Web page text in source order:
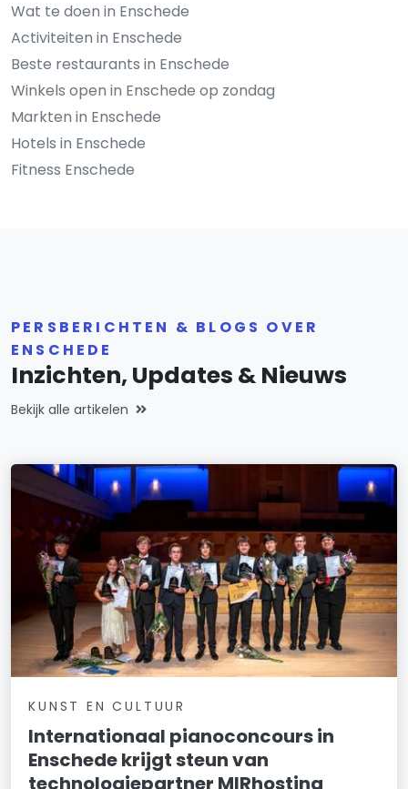
Wat te doen in Enschede
Activiteiten in Enschede
Beste restaurants in Enschede
Winkels open in Enschede op zondag
Markten in Enschede
Hotels in Enschede
Fitness Enschede
PERSBERICHTEN & BLOGS OVER
ENSCHEDE
Inzichten, Updates & Nieuws
Bekijk alle artikelen
KUNST EN CULTUUR
Internationaal pianoconcours in
Enschede krijgt steun van
technologiepartner MIRhosting